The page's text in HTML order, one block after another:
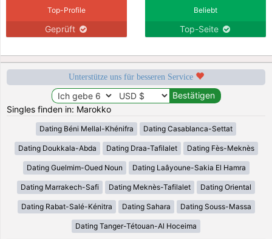
Top-Profile
Geprüft
Beliebt
Top-Seite
Unterstütze uns für besseren Service
Singles finden in: Marokko
Dating Béni Mellal-Khénifra Dating Casablanca-Settat
Dating Doukkala-Abda Dating Draa-Tafilalet Dating Fès-Meknès
Dating Guelmim-Oued Noun Dating Laâyoune-Sakia El Hamra
Dating Marrakech-Safi Dating Meknès-Tafilalet Dating Oriental
Dating Rabat-Salé-Kénitra Dating Sahara Dating Souss-Massa
Dating Tanger-Tétouan-Al Hoceima